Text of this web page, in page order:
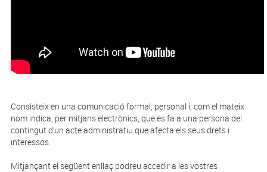
Consisteix en una comunicació formal, personal i, com el mateix
nom indica, per mitjans electrònics, que es fa a una persona del
contingut d’un acte administratiu que afecta els seus drets i
interessos.
Mitjançant el següent enllaç podreu accedir a les vostres